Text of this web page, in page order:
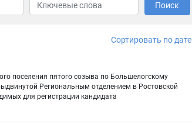
Поиск
Сортировать по дате
поселения пятого созыва по Большелогскому
Региональным отделением в Ростовской
для регистрации кандидата